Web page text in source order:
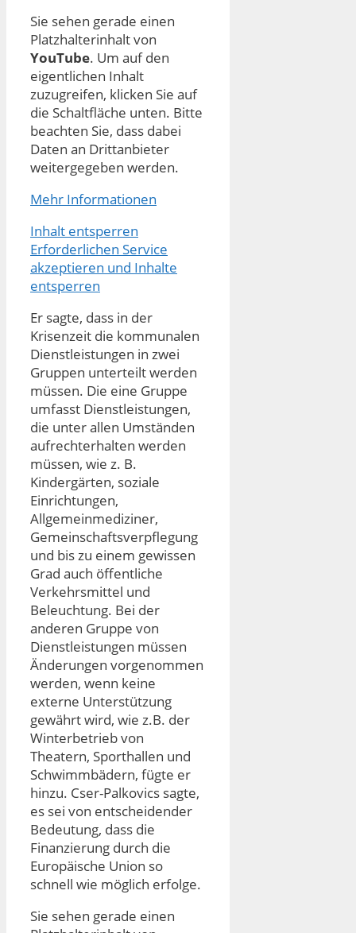
Sie sehen gerade einen
Platzhalterinhalt von
YouTube. Um auf den
eigentlichen Inhalt
zuzugreifen, klicken Sie auf
die Schaltfläche unten. Bitte
beachten Sie, dass dabei
Daten an Drittanbieter
weitergegeben werden.
Mehr Informationen
Inhalt entsperren
Erforderlichen Service
akzeptieren und Inhalte
entsperren
Er sagte, dass in der
Krisenzeit die kommunalen
Dienstleistungen in zwei
Gruppen unterteilt werden
müssen. Die eine Gruppe
umfasst Dienstleistungen,
die unter allen Umständen
aufrechterhalten werden
müssen, wie z. B.
Kindergärten, soziale
Einrichtungen,
Allgemeinmediziner,
Gemeinschaftsverpflegung
und bis zu einem gewissen
Grad auch öffentliche
Verkehrsmittel und
Beleuchtung. Bei der
anderen Gruppe von
Dienstleistungen müssen
Änderungen vorgenommen
werden, wenn keine
externe Unterstützung
gewährt wird, wie z.B. der
Winterbetrieb von
Theatern, Sporthallen und
Schwimmbädern, fügte er
hinzu. Cser-Palkovics sagte,
es sei von entscheidender
Bedeutung, dass die
Finanzierung durch die
Europäische Union so
schnell wie möglich erfolge.
Sie sehen gerade einen